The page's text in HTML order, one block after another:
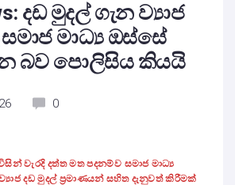
දඩ මුදල් ගැන ව්‍යාජ
මාධ්‍ය ඔස්සේ
බව පොලිසිය කියයි
0
වැරදි දත්ත මත පදනම්ව සමාජ මාධ්‍ය
දඩ මුදල් ප්‍රමාණයන් සහිත දැනුවත් කිරීමක්